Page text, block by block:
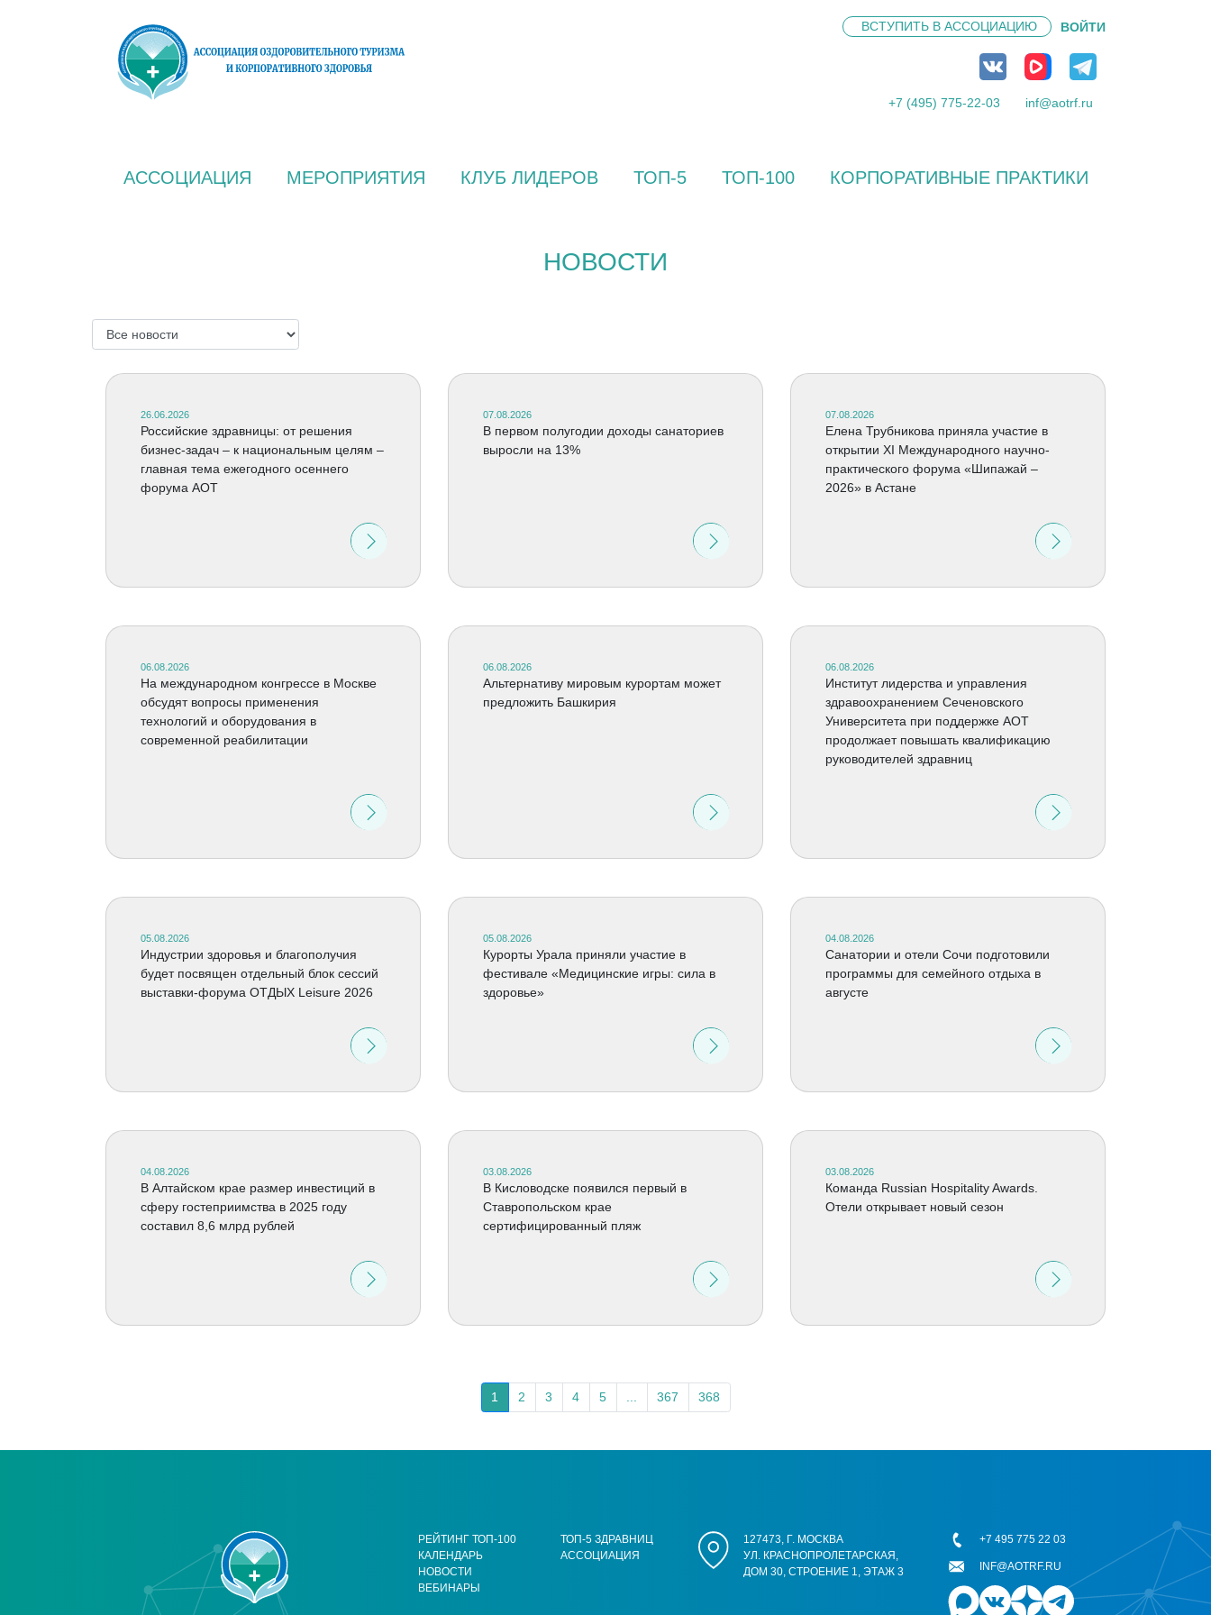
ВСТУПИТЬ В АССОЦИАЦИЮ ВОЙТИ
+7 (495) 775-22-03 inf@aotrf.ru
АССОЦИАЦИЯ МЕРОПРИЯТИЯ КЛУБ ЛИДЕРОВ ТОП-5 ТОП-100 КОРПОРАТИВНЫЕ ПРАКТИКИ
НОВОСТИ
26.06.2026
Российские здравницы: от решения
бизнес-задач – к национальным целям –
главная тема ежегодного осеннего
форума АОТ
07.08.2026
В первом полугодии доходы санаториев
выросли на 13%
07.08.2026
Елена Трубникова приняла участие в
открытии XI Международного научно-
практического форума «Шипажай –
2026» в Астане
06.08.2026
На международном конгрессе в Москве
обсудят вопросы применения
технологий и оборудования в
современной реабилитации
06.08.2026
Альтернативу мировым курортам может
предложить Башкирия
06.08.2026
Институт лидерства и управления
здравоохранением Сеченовского
Университета при поддержке АОТ
продолжает повышать квалификацию
руководителей здравниц
05.08.2026
Индустрии здоровья и благополучия
будет посвящен отдельный блок сессий
выставки-форума ОТДЫХ Leisure 2026
05.08.2026
Курорты Урала приняли участие в
фестивале «Медицинские игры: сила в
здоровье»
04.08.2026
Санатории и отели Сочи подготовили
программы для семейного отдыха в
августе
04.08.2026
В Алтайском крае размер инвестиций в
сферу гостеприимства в 2025 году
составил 8,6 млрд рублей
03.08.2026
В Кисловодске появился первый в
Ставропольском крае
сертифицированный пляж
03.08.2026
Команда Russian Hospitality Awards.
Отели открывает новый сезон
1 2 3 4 5 367 368
РЕЙТИНГ ТОП-100
КАЛЕНДАРЬ
НОВОСТИ
ВЕБИНАРЫ
ТОП-5 ЗДРАВНИЦ
АССОЦИАЦИЯ
127473, Г. МОСКВА
УЛ. КРАСНОПРОЛЕТАРСКАЯ,
ДОМ 30, СТРОЕНИЕ 1, ЭТАЖ 3
+7 495 775 22 03
INF@AOTRF.RU